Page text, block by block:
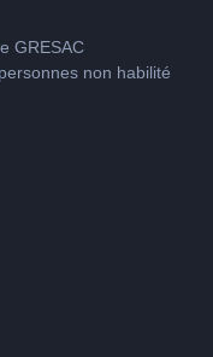
GRESAC
non habilité